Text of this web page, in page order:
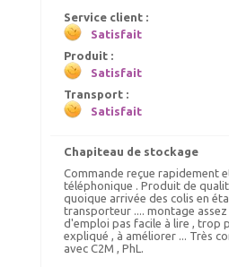
140.00 € TTC livré
150.00 €
Ajout panier
Service client :
Satisfait
Produit :
Satisfait
Transport :
Satisfait
Chapiteau de stockage
Commande reçue rapidement
téléphonique . Produit de
quoique arrivée des colis en
transporteur .... montage
d'emploi pas facile à lire , trop
expliqué , à améliorer ... Très
avec C2M , PhL.